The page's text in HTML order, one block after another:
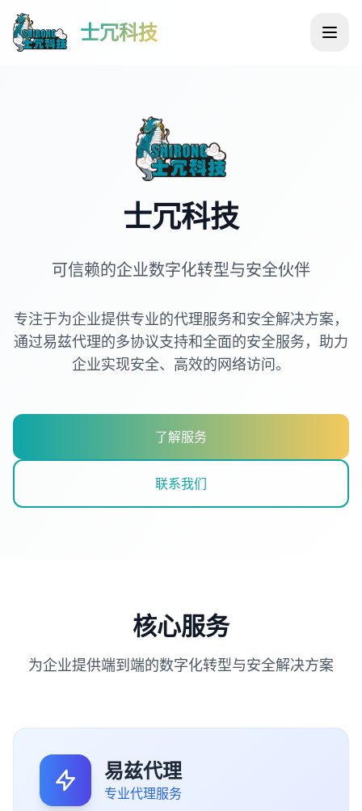
士冗科技
士冗科技
可信赖的企业数字化转型与安全伙伴
专注于为企业提供专业的代理服务和安全解决方案，
通过易兹代理的多协议支持和全面的安全服务，助力
企业实现安全、高效的网络访问。
了解服务
联系我们
核心服务
为企业提供端到端的数字化转型与安全解决方案
易兹代理
专业代理服务